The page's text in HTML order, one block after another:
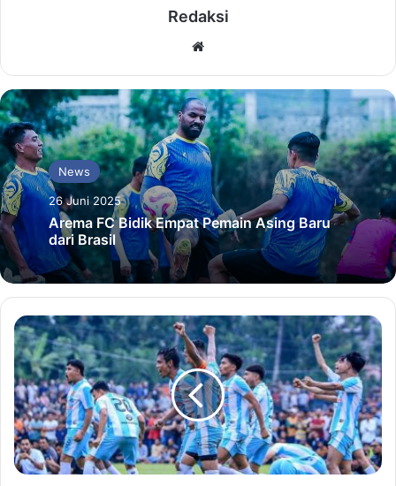
Redaksi
News
26 Juni 2025
Arema FC Bidik Empat Pemain Asing Baru
dari Brasil